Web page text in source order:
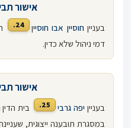
אישור
בענייןחוסיין אבו חוסיין 24.
דמי ניהול שלא כדין.
אישור
בעניין יפה גרבי 25.
בית
במסגרת תובענה ייצוגית,